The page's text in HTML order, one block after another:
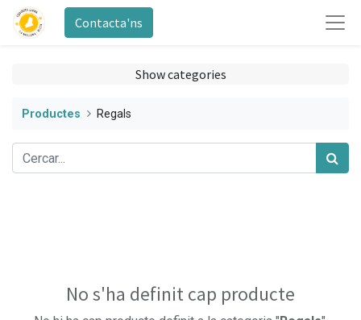
Contacta'ns
Show categories
Productes Regals
No s'ha definit cap producte